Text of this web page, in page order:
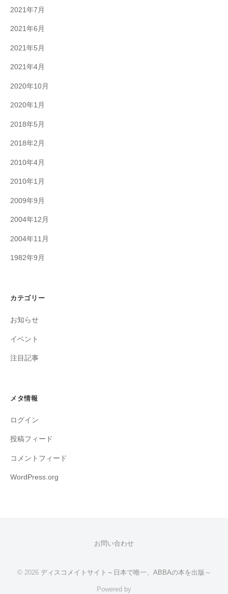
2021年7月
2021年6月
2021年5月
2021年4月
2020年10月
2020年1月
2018年5月
2018年2月
2010年4月
2010年1月
2009年9月
2004年12月
2004年11月
1982年9月
カテゴリー
お知らせ
イベント
注目記事
メタ情報
ログイン
投稿フィード
コメントフィード
WordPress.org
お問い合わせ
© 2026 ディスコメイトサイト～日本で唯一、ABBAの本を出版～
Powered by